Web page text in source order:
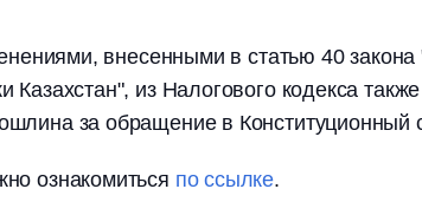
внесенными в статью 40
Казахстан", из Налогового кодекса также
за обращение в Конституционный
ознакомиться по ссылке.